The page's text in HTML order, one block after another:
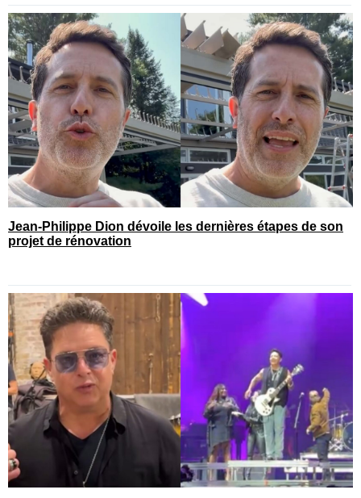
Jean-Philippe Dion dévoile les dernières étapes de son
projet de rénovation